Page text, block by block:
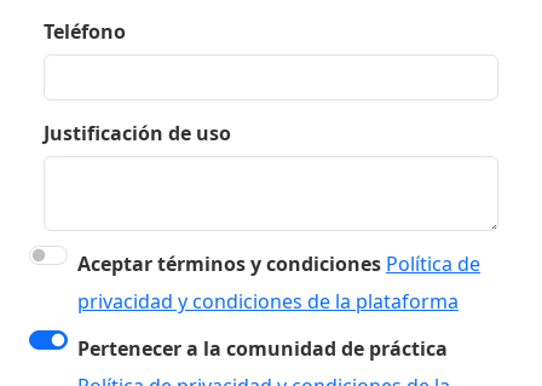
Teléfono
Justificación de uso
Aceptar términos y condiciones Política de
privacidad y condiciones de la plataforma
Pertenecer a la comunidad de práctica